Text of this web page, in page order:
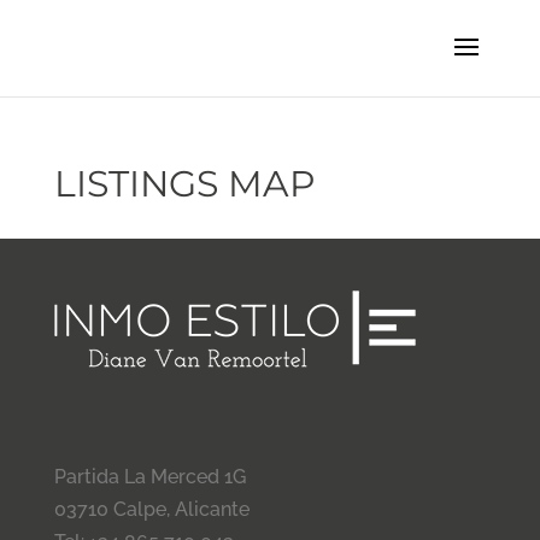
LISTINGS MAP
Partida La Merced 1G
03710 Calpe, Alicante